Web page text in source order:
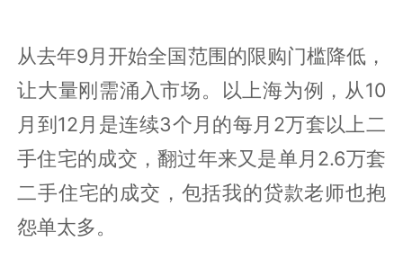
从去年9月开始全国范围的限购门槛降低，
让大量刚需涌入市场。以上海为例，从10
月到12月是连续3个月的每月2万套以上二
手住宅的成交，翻过年来又是单月2.6万套
二手住宅的成交，包括我的贷款老师也抱
怨单太多。